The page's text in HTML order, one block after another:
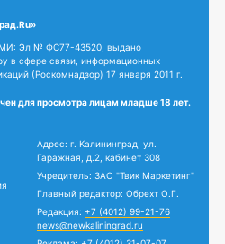
Эл № ФС77-43520, выдано
в сфере связи, информационных
(Роскомнадзор) 17 января 2011 г.
для просмотра лицам младше 18 лет.
Адрес: г. Калининград, ул.
Гаражная, д.2, кабинет 308
Учредитель: ЗАО "Твик Маркетинг"
Главный редактор: Обрехт О.Г.
Редакция: +7 (4012) 99-21-76
news@newkaliningrad.ru